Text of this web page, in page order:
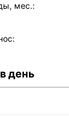
мес.:
день